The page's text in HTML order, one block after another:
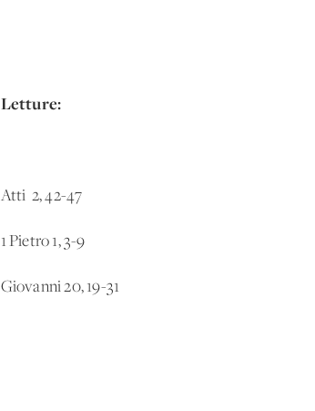
Letture:
Atti 2, 42-47
1 Pietro 1, 3-9
Giovanni 20, 19-31